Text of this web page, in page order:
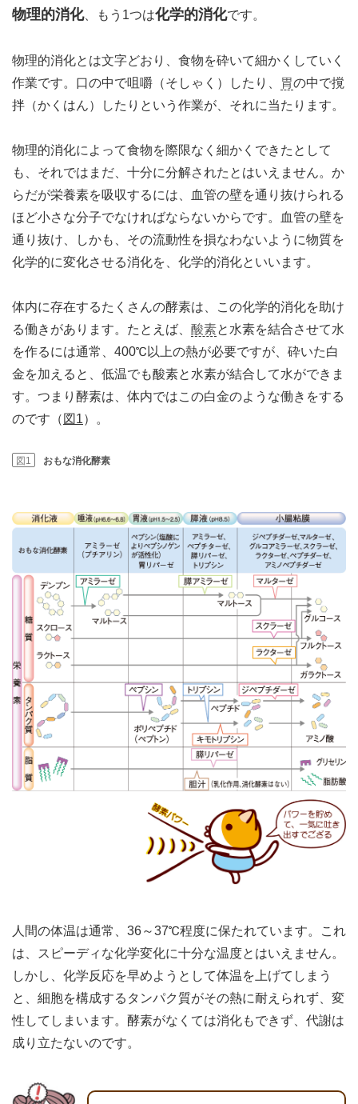
物理的消化、もう1つは化学的消化です。
物理的消化とは文字どおり、食物を砕いて細かくしていく
作業です。口の中で咀嚼（そしゃく）したり、
胃の中で撹
拌（かくはん）したりという作業が、それに当たります。
物理的消化によって食物を際限なく細かくできたとして
も、それではまだ、十分に分解されたとはいえません。か
らだが栄養素を吸収するには、血管の壁を通り抜けられる
ほど小さな分子でなければならないからです。血管の壁を
通り抜け、しかも、その流動性を損なわないように物質を
化学的に変化させる消化を、化学的消化といいます。
体内に存在するたくさんの酵素は、この化学的消化を助け
る働きがあります。たとえば、 酸素と水素を結合させて水
を作るには通常、400℃以上の熱が必要ですが、砕いた白
金を加えると、低温でも酸素と水素が結合して水ができま
す。つまり酵素は、体内ではこの白金のような働きをする
のです（ 図1）。
図1 おもな消化酵素
人間の体温は通常、36～37℃程度に保たれています。これ
は、スピーディな化学変化に十分な温度とはいえません。
しかし、化学反応を早めようとして体温を上げてしまう
と、細胞を構成するタンパク質がその熱に耐えられず、変
性してしまいます。酵素がなくては消化もできず、代謝は
成り立たないのです。